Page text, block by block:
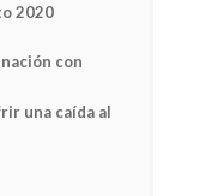
2020
con
una caída al